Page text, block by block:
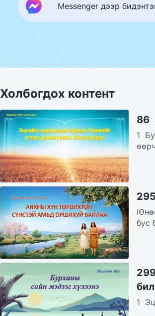
Messenger дээр
Холбогдох контент
86
1
бус
1